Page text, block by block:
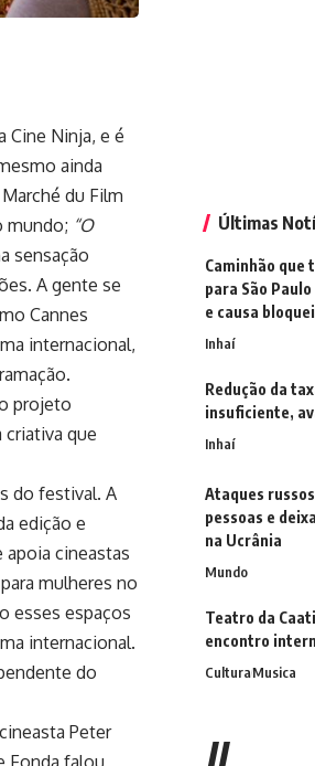
Cine Ninja, e é
ainda
du Film
mundo; “O
sensação
A gente se
Cannes
internacional,
projeto
criativa que
do festival. A
edição e
cineastas
mulheres no
esses espaços
internacional.
do
Peter
Fonda falou
Últimas
Caminhão
para São
e causa
Inhaí
Redução da
insuficiente,
Inhaí
Ataques
pessoas e
na Ucrânia
Mundo
Teatro da
encontro
CulturaMusica